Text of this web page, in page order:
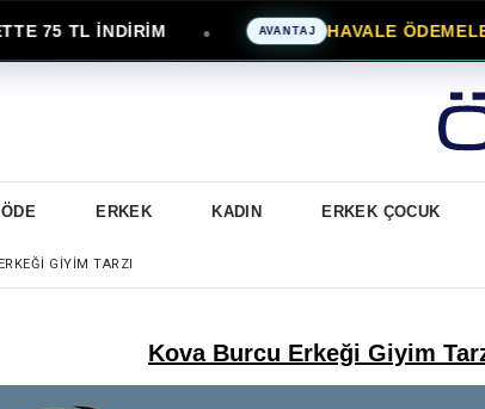
TL İNDİRİM ● AVANTAJ HAVALE
ERKEK KADIN ERKEK ÇOCUK
GIYIM TARZI
Kova Burcu Erkeği Giyim